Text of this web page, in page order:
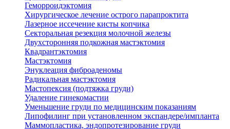
Геморроидэктомия
Хирургическое лечение острого парапроктита
Лазерное иссечение кисты копчика
Секторальная резекция молочной железы
Двухсторонняя подкожная мастэктомия
Квадрантэктомия
Мастэктомия
Энуклеация фиброаденомы
Радикальная мастэктомия
Мастопексия (подтяжка груди)
Удаление гинекомастии
Уменьшение груди по медицинским показаниям
Липофилинг при установленном экспандере/импланта
Маммопластика, эндопротезирование груди